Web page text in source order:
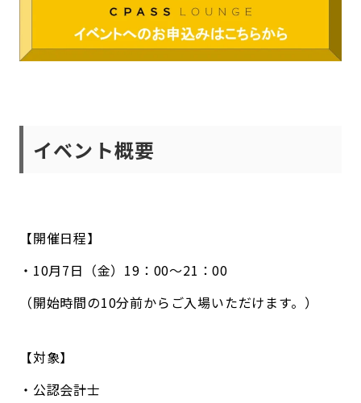
イベント概要
【開催日程】
・10月7日（金）19：00〜21：00
（開始時間の10分前からご入場いただけます。）
【対象】
・公認会計士